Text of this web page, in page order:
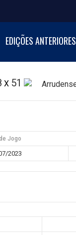
EDIÇÕES ANTERIORES
X 51
Jogo
2023